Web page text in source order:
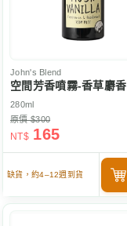
John's Blend
空間芳香噴霧-香草麝香
280ml
原價 $300
NT$ 165
缺貨，約4–12週到貨